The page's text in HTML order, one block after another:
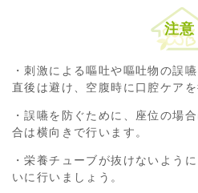
注意
・刺激による嘔吐や嘔吐物の誤
直後は避け、空腹時に口腔ケアを
・誤嚥を防ぐために、座位の場
合は横向きで行います。
・栄養チューブが抜けないよう
いに行いましょう。